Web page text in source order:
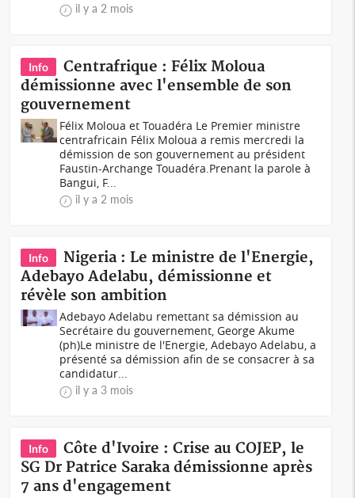
il y a 2 mois
Info
Centrafrique : Félix Moloua
démissionne avec l'ensemble de son
gouvernement
Félix Moloua et Touadéra Le Premier ministre
centrafricain Félix Moloua a remis mercredi la
démission de son gouvernement au président
Faustin-Archange Touadéra.Prenant la parole à
Bangui, F...
il y a 2 mois
Info
Nigeria : Le ministre de l'Energie,
Adebayo Adelabu, démissionne et
révèle son ambition
Adebayo Adelabu remettant sa démission au
Secrétaire du gouvernement, George Akume
(ph)Le ministre de l'Energie, Adebayo Adelabu, a
présenté sa démission afin de se consacrer à sa
candidatur...
il y a 3 mois
Info
Côte d'Ivoire : Crise au COJEP, le
SG Dr Patrice Saraka démissionne après
7 ans d'engagement